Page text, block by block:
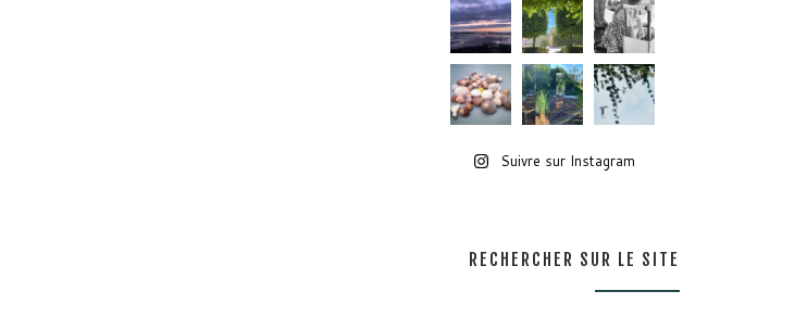
Suivre sur Instagram
RECHERCHER SUR LE SITE